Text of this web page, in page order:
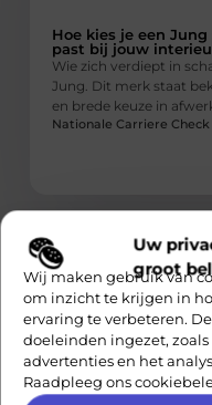
Uw
groot
Wij maken gebruik van
om inzicht te krijgen in
ervaring te verbeteren.
doeleinden ingezet,
advertenties en het
Raadpleeg ons
Hoe kies je een
past bij jouw
Wie zich verdiept in
Jung. Dit merk staat
en brede keuze in
Nationale Carriere Check
Linkbuilding